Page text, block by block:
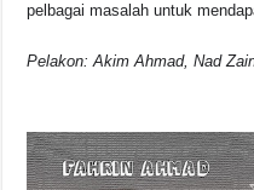
pelbagai masalah untuk
Pelakon: Akim Ahmad, Nad